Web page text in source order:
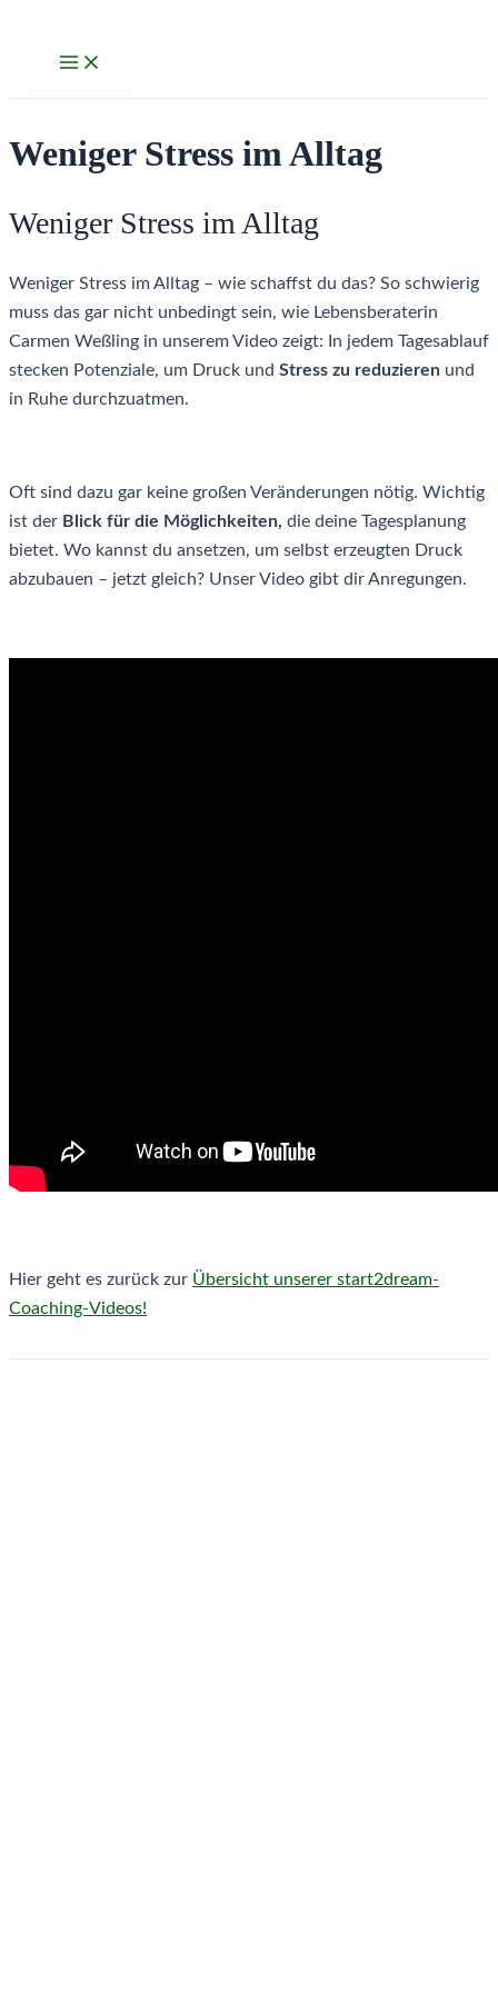
Main
Weniger Stress im Alltag
Weniger Stress im Alltag
Weniger Stress im Alltag – wie schaffst du das? So schwierig
muss das gar nicht unbedingt sein, wie Lebensberaterin
Carmen Weßling in unserem Video zeigt: In jedem Tagesablauf
stecken Potenziale, um Druck und Stress zu reduzieren und
in Ruhe durchzuatmen.
Oft sind dazu gar keine großen Veränderungen nötig. Wichtig
ist der Blick für die Möglichkeiten, die deine Tagesplanung
bietet. Wo kannst du ansetzen, um selbst erzeugten Druck
abzubauen – jetzt gleich? Unser Video gibt dir Anregungen.
Hier geht es zurück zur Übersicht unserer start2dream-
Coaching-Videos!